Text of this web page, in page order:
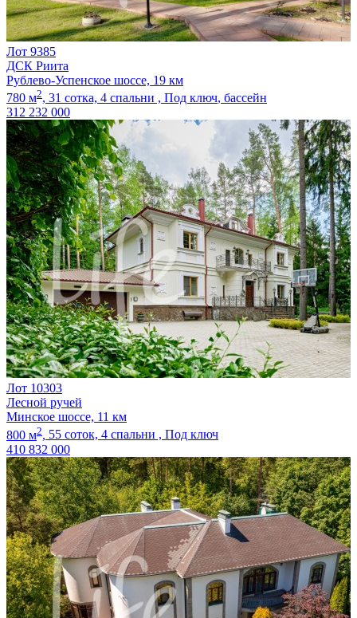
Лот 9385
ДСК Риита
Рублево-Успенское шоссе, 19 км
780 м2, 31 сотка, 4 спальни , Под ключ, бассейн
312 232 000
Лот 10303
Лесной ручей
Минское шоссе, 11 км
800 м2, 55 соток, 4 спальни , Под ключ
410 832 000